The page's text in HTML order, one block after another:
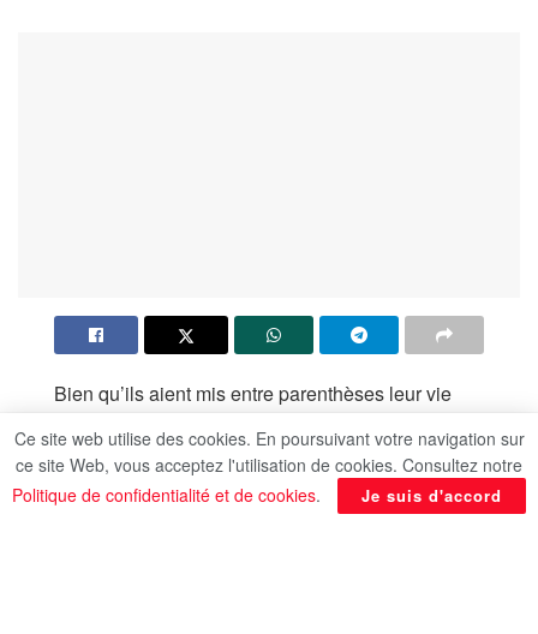
Bien qu’ils aient mis entre parenthèses leur vie
famille, le prince William et Kate Middleton ont
tenu à s’exprimer suite à l’attaque au couteau
survenue lundi à Southport qui a fait deux morts et
Ce site web utilise des cookies. En poursuivant votre navigation sur
ce site Web, vous acceptez l'utilisation de cookies. Consultez notre
Politique de confidentialité et de cookies. Je suis d'accord